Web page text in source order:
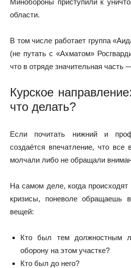
области.
В том числе работает группа
(не путать с «Ахматом»
что в отряде значительная часть
Курское
что делать?
Если почитать нижний и
создаётся впечатление, что
молчали либо не обращали
На самом деле, когда
кризисы, поневоле обращаешь
вещей:
Кто был тем должностным
оборону на этом участке?
Кто был до него?